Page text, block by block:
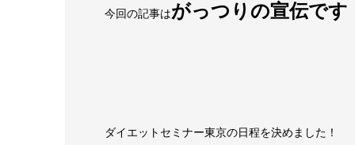
今回の記事はがっつりの宣伝です
ダイエットセミナー東京の日程を決めました！